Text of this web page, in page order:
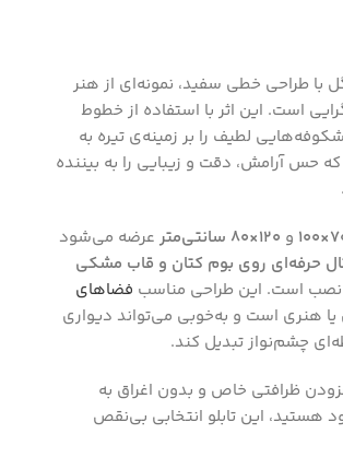
با طراحی خطی سفید، نمونه‌ای از هنر
است. این اثر با استفاده از خطوط
لطیف را بر زمینه‌ی تیره به
حس آرامش، دقت و زیبایی را به بیننده
و ۱۲۰×۸۰ سانتی‌متر
عرضه می‌شود
حرفه‌ای روی بوم کتان و قاب مشکی
نصب است. این طراحی مناسب فضاهای
یا هنری است و به‌خوبی می‌تواند دیواری
چشم‌نواز تبدیل کند.
ظرافتی خاص و بدون اغراق به
هستید، این تابلو انتخابی بی‌نقص